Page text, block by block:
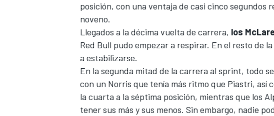
posición, con una ventaja de casi cinco segundos
noveno.
Llegados a la décima vuelta de carrera, los
Red Bull pudo empezar a respirar. En el resto de
a estabilizarse.
En la segunda mitad de la carrera al sprint, todo
con un Norris que tenía más ritmo que Piastri, así
la cuarta a la séptima posición, mientras que los
tener sus más y sus menos. Sin embargo, nadie